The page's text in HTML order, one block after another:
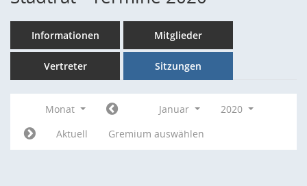
Informationen Mitglieder
Vertreter Sitzungen
Monat Januar
2020
Aktuell
Gremium auswählen